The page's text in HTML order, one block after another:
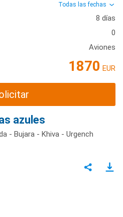
Todas las fechas
8 días
0
Aviones
1870 EUR
azules
- Bujara - Khiva - Urgench